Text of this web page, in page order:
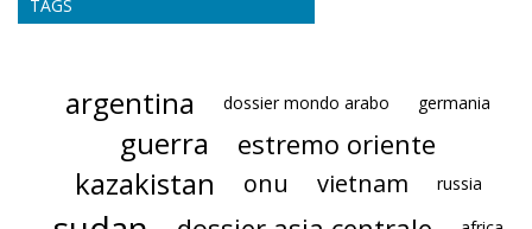
TAGS
argentina dossier mondo arabo germania
guerra estremo oriente
kazakistan onu vietnam russia